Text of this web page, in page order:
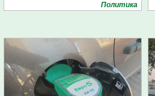
Политика